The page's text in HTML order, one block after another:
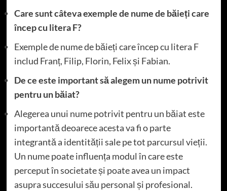
Care sunt câteva exemple de nume de băieți care
încep cu litera F?
Exemple de nume de băieți care încep cu litera F
includ Franț, Filip, Florin, Felix și Fabian.
De ce este important să alegem un nume potrivit
pentru un băiat?
Alegerea unui nume potrivit pentru un băiat este
importantă deoarece acesta va fi o parte
integrantă a identității sale pe tot parcursul vieții.
Un nume poate influența modul în care este
perceput în societate și poate avea un impact
asupra succesului său personal și profesional.